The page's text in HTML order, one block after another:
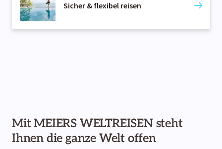
Sicher & flexibel reisen
Mit MEIERS WELTREISEN steht
Ihnen die ganze Welt offen